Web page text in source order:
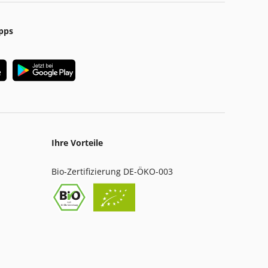
Ihre Vorteile
Bio-Zertifizierung DE-ÖKO-003